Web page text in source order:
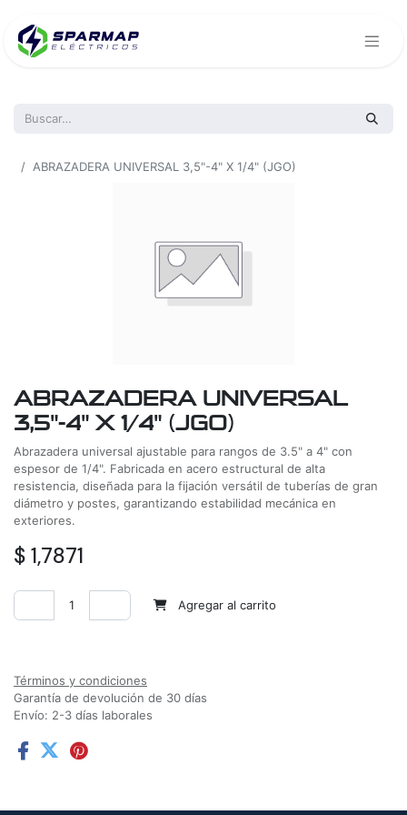
ABRAZADERA UNIVERSAL 3,5"-4" X 1/4" (JGO)
ABRAZADERA UNIVERSAL
3,5"-4" X 1/4" (JGO)
Abrazadera universal ajustable para rangos de 3.5" a 4" con
espesor de 1/4". Fabricada en acero estructural de alta
resistencia, diseñada para la fijación versátil de tuberías de gran
diámetro y postes, garantizando estabilidad mecánica en
exteriores.
$ 1,7871
Agregar al carrito
Términos y condiciones
Garantía de devolución de 30 días
Envío: 2-3 días laborales